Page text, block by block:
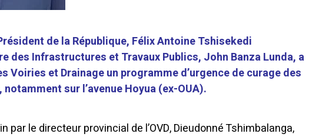
de la République, Félix Antoine Tshisekedi
des Infrastructures et Travaux Publics, John Banza Lunda, a
Voiries et Drainage un programme d’urgence de curage des
sur l’avenue Hoyua (ex-OUA).
par le directeur provincial de l’OVD, Dieudonné Tshimbalanga,